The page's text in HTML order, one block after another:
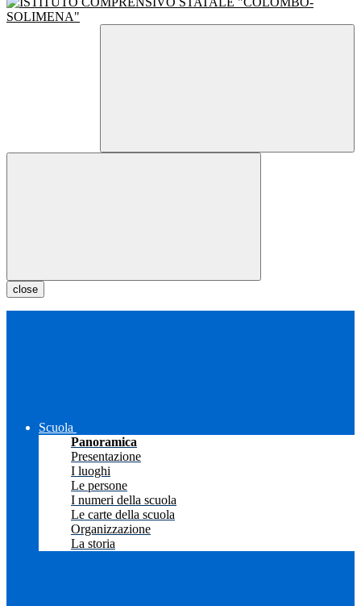
close
Scuola
Panoramica
Presentazione
I luoghi
Le persone
I numeri della scuola
Le carte della scuola
Organizzazione
La storia